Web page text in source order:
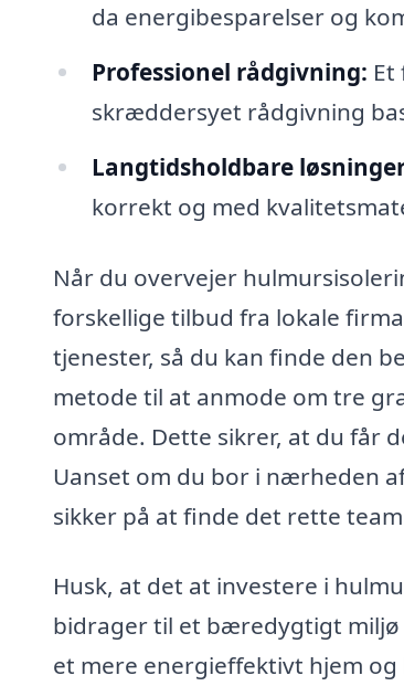
da energibesparelser og
Professionel rådgivning:
skræddersyet rådgivning
Langtidsholdbare
korrekt og med
Når du overvejer
forskellige tilbud fra lokale
tjenester, så du kan finde den
metode til at anmode om tre
område. Dette sikrer, at du får
Uanset om du bor i nærheden
sikker på at finde det rette
Husk, at det at investere i
bidrager til et bæredygtigt
et mere energieffektivt hjem